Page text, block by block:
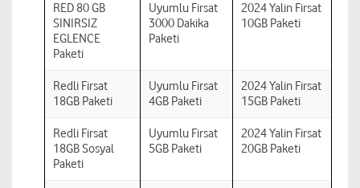
RED 80 GB
SINIRSIZ
EGLENCE
Paketi
Uyumlu Firsat
3000 Dakika
Paketi
2024 Yalin Firsat
10GB Paketi
Redli Firsat
18GB Paketi
Uyumlu Firsat
4GB Paketi
2024 Yalin Firsat
15GB Paketi
Redli Firsat
18GB Sosyal
Paketi
Uyumlu Firsat
5GB Paketi
2024 Yalin Firsat
20GB Paketi